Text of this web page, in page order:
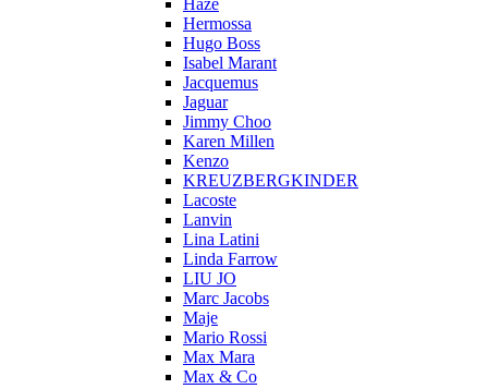
Haze
Hermossa
Hugo Boss
Isabel Marant
Jacquemus
Jaguar
Jimmy Choo
Karen Millen
Kenzo
KREUZBERGKINDER
Lacoste
Lanvin
Lina Latini
Linda Farrow
LIU JO
Marc Jacobs
Maje
Mario Rossi
Max Mara
Max & Co